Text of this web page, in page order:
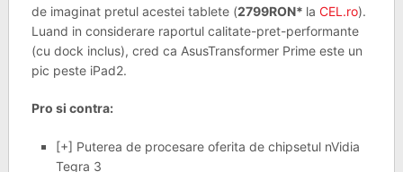
de imaginat pretul acestei tablete (2799RON* la CEL.ro).
Luand in considerare raportul calitate-pret-performante
(cu dock inclus), cred ca AsusTransformer Prime este un
pic peste iPad2.
Pro si contra:
[+] Puterea de procesare oferita de chipsetul nVidia
Tegra 3